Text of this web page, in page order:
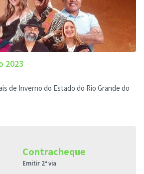
2023
de Inverno do Estado do Rio Grande do
Contracheque
Emitir 2ª via